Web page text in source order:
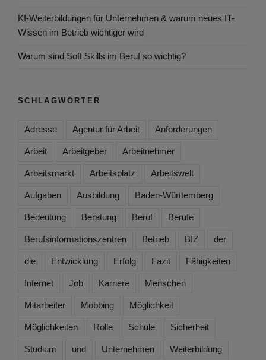
KI-Weiterbildungen für Unternehmen & warum neues IT-
Wissen im Betrieb wichtiger wird
Warum sind Soft Skills im Beruf so wichtig?
SCHLAGWÖRTER
Adresse Agentur für Arbeit Anforderungen
Arbeit Arbeitgeber Arbeitnehmer
Arbeitsmarkt Arbeitsplatz Arbeitswelt
Aufgaben Ausbildung Baden-Württemberg
Bedeutung Beratung Beruf Berufe
Berufsinformationszentren Betrieb BIZ der
die Entwicklung Erfolg Fazit Fähigkeiten
Internet Job Karriere Menschen
Mitarbeiter Mobbing Möglichkeit
Möglichkeiten Rolle Schule Sicherheit
Studium und Unternehmen Weiterbildung